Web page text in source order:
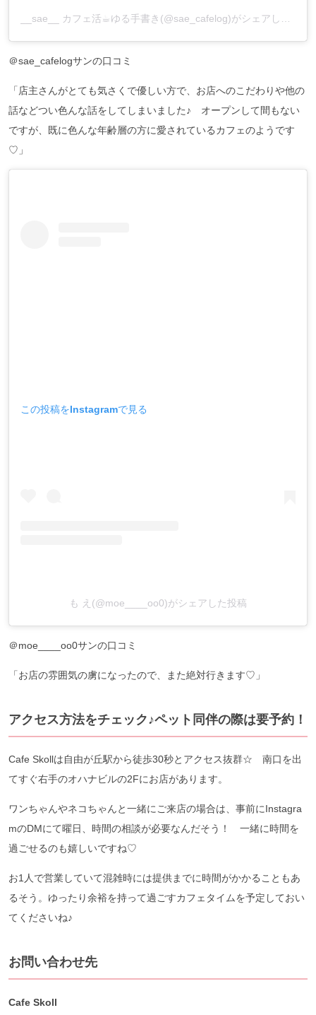
＠sae_cafelogサンの口コミ
「店主さんがとても気さくで優しい方で、お店へのこだわりや他の
話などつい色んな話をしてしまいました♪ オープンして間もない
ですが、既に色んな年齢層の方に愛されているカフェのようです
♡」
この投稿をInstagramで見る
も え(@moe____oo0)がシェアした投稿
＠moe____oo0サンの口コミ
「お店の雰囲気の虜になったので、また絶対行きます♡」
アクセス方法をチェック♪ペット同伴の際は要予約！
Cafe Skollは自由が丘駅から徒歩30秒とアクセス抜群☆ 南口を出
てすぐ右手のオハナビルの2Fにお店があります。
ワンちゃんやネコちゃんと一緒にご来店の場合は、事前にInstagra
mのDMにて曜日、時間の相談が必要なんだそう！ 一緒に時間を
過ごせるのも嬉しいですね♡
お1人で営業していて混雑時には提供までに時間がかかることもあ
るそう。ゆったり余裕を持って過ごすカフェタイムを予定しておい
てくださいね♪
お問い合わせ先
Cafe Skoll